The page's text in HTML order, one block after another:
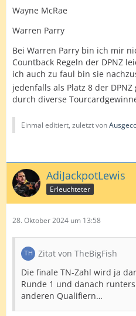
Wayne McRae
Warren Parry
Bei Warren Parry bin ich mir
Countback Regeln der DPNZ
ich auch zu faul bin sie
jedenfalls als Platz 8 der
durch diverse
Einmal editiert, zuletzt von
AdiJackpotLewis
Erleuchteter
28. Oktober 2024 um 13:58
Zitat von TheBigFish
Die finale TN-Zahl wird ja
Runde 1 und danach
anderen Qualifiern…